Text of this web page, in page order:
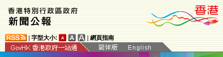
字型大小: 網頁指南